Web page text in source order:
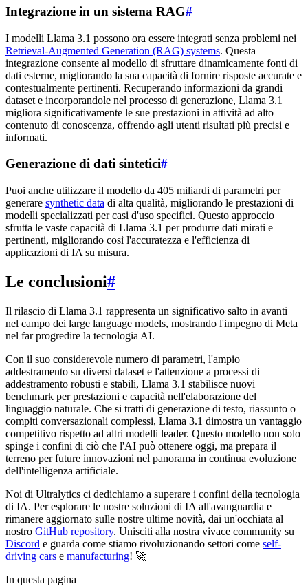
Integrazione in un sistema RAG#
I modelli Llama 3.1 possono ora essere integrati senza problemi nei
Retrieval-Augmented Generation (RAG) systems. Questa
integrazione consente al modello di sfruttare dinamicamente fonti di
dati esterne, migliorando la sua capacità di fornire risposte accurate e
contestualmente pertinenti. Recuperando informazioni da grandi
dataset e incorporandole nel processo di generazione, Llama 3.1
migliora significativamente le sue prestazioni in attività ad alto
contenuto di conoscenza, offrendo agli utenti risultati più precisi e
informati.
Generazione di dati sintetici#
Puoi anche utilizzare il modello da 405 miliardi di parametri per
generare synthetic data di alta qualità, migliorando le prestazioni di
modelli specializzati per casi d'uso specifici. Questo approccio
sfrutta le vaste capacità di Llama 3.1 per produrre dati mirati e
pertinenti, migliorando così l'accuratezza e l'efficienza di
applicazioni di IA su misura.
Le conclusioni#
Il rilascio di Llama 3.1 rappresenta un significativo salto in avanti
nel campo dei large language models, mostrando l'impegno di Meta
nel far progredire la tecnologia AI.
Con il suo considerevole numero di parametri, l'ampio
addestramento su diversi dataset e l'attenzione a processi di
addestramento robusti e stabili, Llama 3.1 stabilisce nuovi
benchmark per prestazioni e capacità nell'elaborazione del
linguaggio naturale. Che si tratti di generazione di testo, riassunto o
compiti conversazionali complessi, Llama 3.1 dimostra un vantaggio
competitivo rispetto ad altri modelli leader. Questo modello non solo
spinge i confini di ciò che l'AI può ottenere oggi, ma prepara il
terreno per future innovazioni nel panorama in continua evoluzione
dell'intelligenza artificiale.
Noi di Ultralytics ci dedichiamo a superare i confini della tecnologia
di IA. Per esplorare le nostre soluzioni di IA all'avanguardia e
rimanere aggiornato sulle nostre ultime novità, dai un'occhiata al
nostro GitHub repository. Unisciti alla nostra vivace community su
Discord e guarda come stiamo rivoluzionando settori come self-
driving cars e manufacturing! 🚀
In questa pagina